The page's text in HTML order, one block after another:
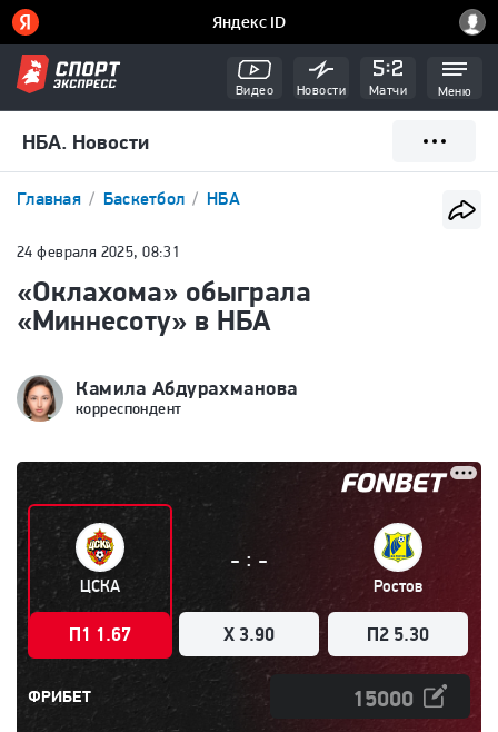
Видео Новости Матчи Меню
НБА. Новости
Главная Баскетбол НБА
24 февраля 2025, 08:31
«Оклахома» обыграла
«Миннесоту» в НБА
Камила Абдурахманова
корреспондент
ЦСКА
П1 1.67
- : -
X 3.90
Ростов
П2 5.30
ФРИБЕТ